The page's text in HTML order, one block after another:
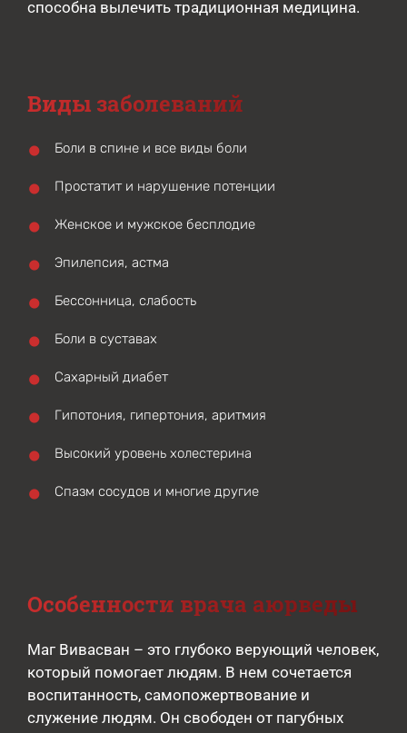
способна вылечить традиционная медицина.
Виды заболеваний
Боли в спине и все виды боли
Простатит и нарушение потенции
Женское и мужское бесплодие
Эпилепсия, астма
Бессонница, слабость
Боли в суставах
Сахарный диабет
Гипотония, гипертония, аритмия
Высокий уровень холестерина
Спазм сосудов и многие другие
Особенности врача аюрведы
Маг Вивасван – это глубоко верующий человек,
который помогает людям. В нем сочетается
воспитанность, самопожертвование и
служение людям. Он свободен от пагубных